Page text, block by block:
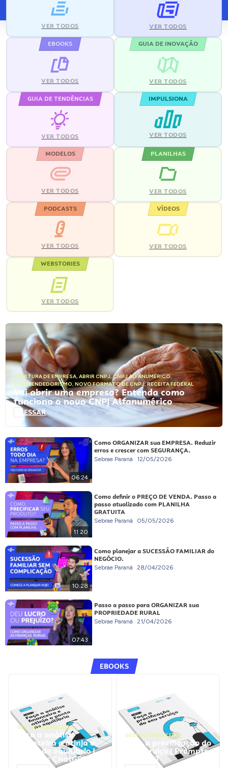
VER TODOS VER TODOS
EBOOKS
VER TODOS
GUIA DE INOVAÇÃO
VER TODOS
GUIA DE TENDÊNCIAS
VER TODOS
IMPULSIONA
VER TODOS
MODELOS
VER TODOS
PLANILHAS
VER TODOS
PODCASTS
VER TODOS
VÍDEOS
VER TODOS
WEBSTORIES
VER TODOS
ABERTURA DE EMPRESA, ABRIR CNPJ,CNPJ ALFANUMÉRICO,
EMPREENDEDORISMO, NOVO FORMATO DE CNPJ,RECEITA FEDERAL
Vai abrir uma empresa? Entenda como
funciona o novo CNPJ Alfanumérico
ACESSAR
06:24
Como ORGANIZAR sua EMPRESA. Reduzir
erros e crescer com SEGURANÇA.
Sebrae Paraná 12/05/2026
11:20
Como definir o PREÇO DE VENDA. Passo a
passo atualizado com PLANILHA
GRATUITA
Sebrae Paraná 05/05/2026
10:28
Como planejar a SUCESSÃO FAMILIAR do
NEGÓCIO.
Sebrae Paraná 28/04/2026
07:43
Passo a passo para ORGANIZAR sua
PROPRIEDADE RURAL
Sebrae Paraná 21/04/2026
EBOOKS
GESTÃO FINANCEIRA
Faça a análise
financeira e atinja o
ponto de equilíbrio |
Prompts ChatGPT
GESTÃO FINANCEIRA
Faça a precificação do
seu serviço | Prompts
ChatGPT